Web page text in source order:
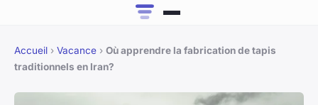
Accueil › Vacance › Où apprendre la fabrication de tapis
traditionnels en Iran?